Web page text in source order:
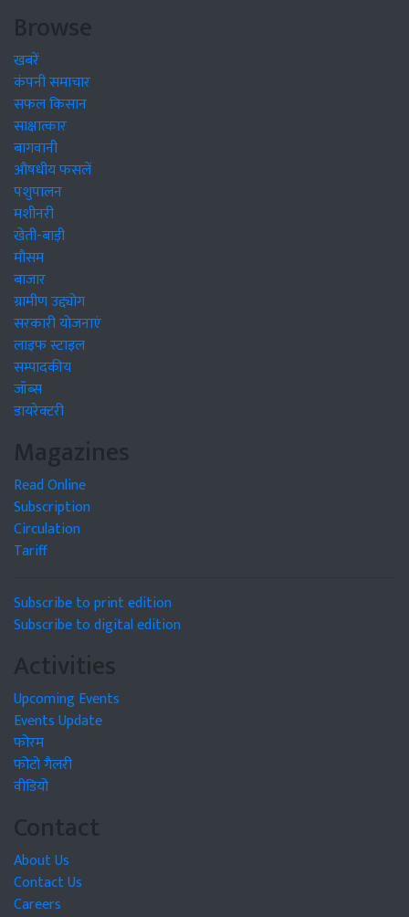
Browse
खबरें
कंपनी समाचार
सफल किसान
साक्षात्कार
बागवानी
औषधीय फसलें
पशुपालन
मशीनरी
खेती-बाड़ी
मौसम
बाजार
ग्रामीण उद्द्योग
सरकारी योजनाएं
लाइफ स्टाइल
सम्पादकीय
जॉब्स
डायरेक्टरी
Magazines
Read Online
Subscription
Circulation
Tariff
Subscribe to print edition
Subscribe to digital edition
Activities
Upcoming Events
Events Update
फोरम
फोटो गैलरी
वीडियो
Contact
About Us
Contact Us
Careers